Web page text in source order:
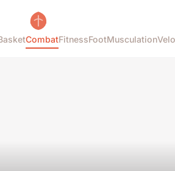
CombatFitnessFootMusculationVelo